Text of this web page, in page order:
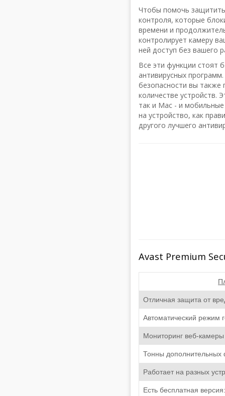
Чтобы помочь
контроля, которые
времени и
контролирует камеру
ней доступ без вашего
Все эти функции стоят
антивирусных
безопасности вы также
количестве
так и Mac - и
на устройство, как
другого лучшего
Avast Premium
Отличная защита от
Автоматический режим
Мониторинг веб-камеры
Тонны дополнительных
Работает на разных
Есть бесплатная